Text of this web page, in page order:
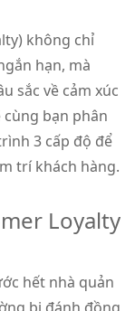
không chỉ
hạn, mà
sắc về cảm xúc
cùng bạn phân
3 cấp độ để
trí khách hàng.
Loyalty
hết nhà quản